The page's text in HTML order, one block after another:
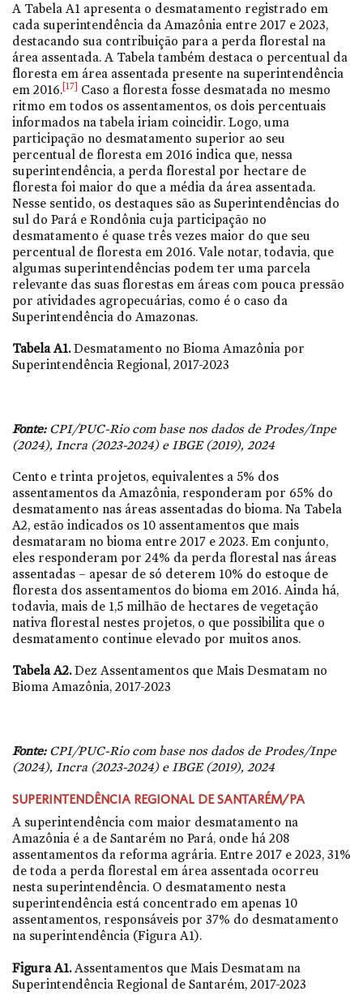
A Tabela A1 apresenta o desmatamento registrado em
cada superintendência da Amazônia entre 2017 e 2023,
destacando sua contribuição para a perda florestal na
área assentada. A Tabela também destaca o percentual da
floresta em área assentada presente na superintendência
em 2016.[17] Caso a floresta fosse desmatada no mesmo
ritmo em todos os assentamentos, os dois percentuais
informados na tabela iriam coincidir. Logo, uma
participação no desmatamento superior ao seu
percentual de floresta em 2016 indica que, nessa
superintendência, a perda florestal por hectare de
floresta foi maior do que a média da área assentada.
Nesse sentido, os destaques são as Superintendências do
sul do Pará e Rondônia cuja participação no
desmatamento é quase três vezes maior do que seu
percentual de floresta em 2016. Vale notar, todavia, que
algumas superintendências podem ter uma parcela
relevante das suas florestas em áreas com pouca pressão
por atividades agropecuárias, como é o caso da
Superintendência do Amazonas.
Tabela A1.Desmatamento no Bioma Amazônia por
Superintendência Regional, 2017-2023
Fonte:CPI/PUC-Rio com base nos dados de Prodes/Inpe
(2024), Incra (2023-2024) e IBGE (2019), 2024
Cento e trinta projetos, equivalentes a 5% dos
assentamentos da Amazônia, responderam por 65% do
desmatamento nas áreas assentadas do bioma. Na Tabela
A2, estão indicados os 10 assentamentos que mais
desmataram no bioma entre 2017 e 2023. Em conjunto,
eles responderam por 24% da perda florestal nas áreas
assentadas – apesar de só deterem 10% do estoque de
floresta dos assentamentos do bioma em 2016. Ainda há,
todavia, mais de 1,5 milhão de hectares de vegetação
nativa florestal nestes projetos, o que possibilita que o
desmatamento continue elevado por muitos anos.
Tabela A2.Dez Assentamentos que Mais Desmatam no
Bioma Amazônia, 2017-2023
Fonte: CPI/PUC-Rio com base nos dados de Prodes/Inpe
(2024), Incra (2023-2024) e IBGE (2019), 2024
SUPERINTENDÊNCIA REGIONAL DE SANTARÉM/PA
A superintendência com maior desmatamento na
Amazônia é a de Santarém no Pará, onde há 208
assentamentos da reforma agrária. Entre 2017 e 2023, 31%
de toda a perda florestal em área assentada ocorreu
nesta superintendência. O desmatamento nesta
superintendência está concentrado em apenas 10
assentamentos, responsáveis por 37% do desmatamento
na superintendência (Figura A1).
Figura A1.Assentamentos que Mais Desmatam na
Superintendência Regional de Santarém, 2017-2023